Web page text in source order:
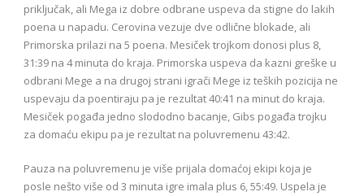
priključak, ali Mega iz dobre odbrane uspeva da stigne do lakih
poena u napadu. Cerovina vezuje dve odlične blokade, ali
Primorska prilazi na 5 poena. Mesiček trojkom donosi plus 8,
31:39 na 4 minuta do kraja. Primorska uspeva da kazni greške u
odbrani Mege a na drugoj strani igrači Mege iz teških pozicija ne
uspevaju da poentiraju pa je rezultat 40:41 na minut do kraja.
Mesiček pogađa jedno slododno bacanje, Gibs pogađa trojku
za domaću ekipu pa je rezultat na poluvremenu 43:42.
Pauza na poluvremenu je više prijala domaćoj ekipi koja je
posle nešto više od 3 minuta igre imala plus 6, 55:49. Uspela je